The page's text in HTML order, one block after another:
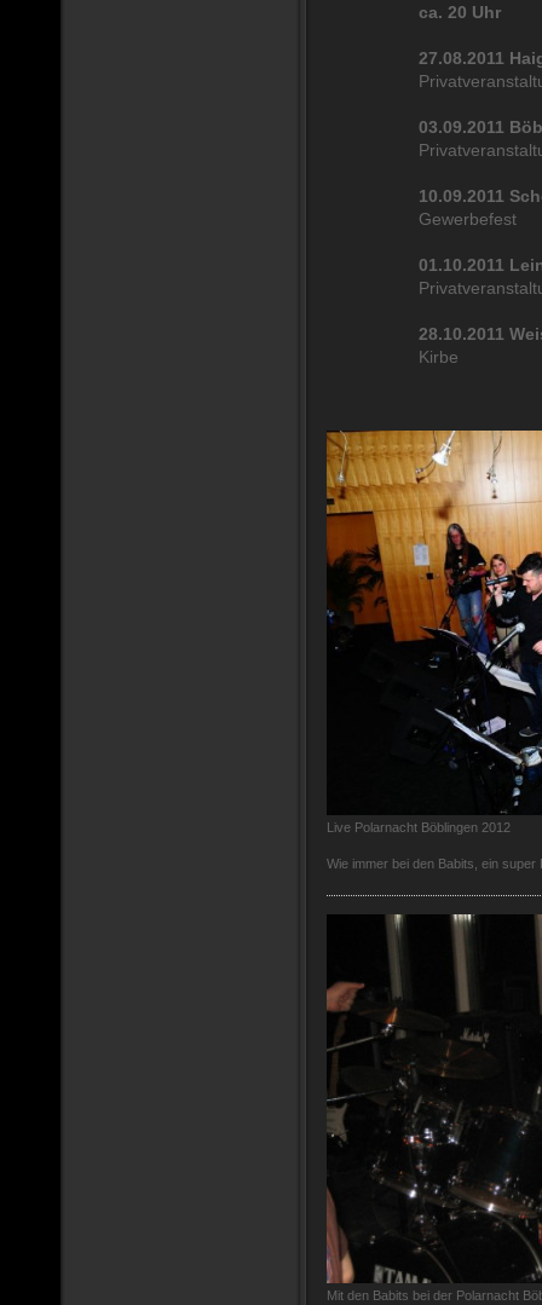
ca. 20 Uhr
27.08.2011
03.09.2011
10.09.2011
Gewerbefest
01.10.2011
28.10.2011
Kirbe
Live Polarnacht Böblingen 2012
Wie immer bei den Babits, ein super
Mit den Babits bei der Polarnacht